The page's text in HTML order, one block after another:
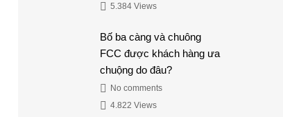
5.384 Views
Bố ba càng và chuông
FCC được khách hàng ưa
chuộng do đâu?
No comments
4.822 Views